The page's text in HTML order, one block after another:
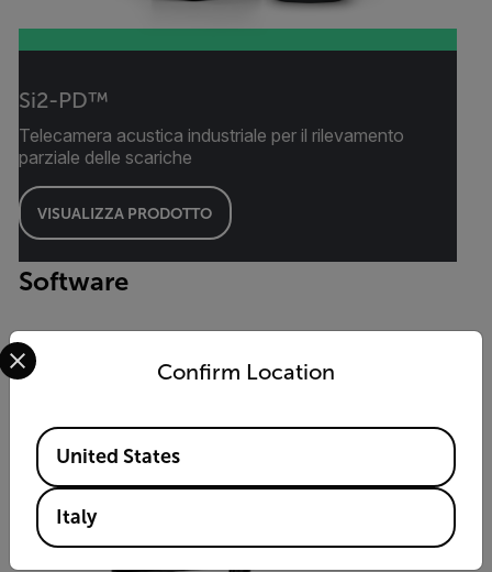
Si2-PD™
Telecamera acustica industriale per il rilevamento
parziale delle scariche
VISUALIZZA PRODOTTO
Software
Confirm Location
Select your preferred country and language from the
Available Locations
United States
Italy